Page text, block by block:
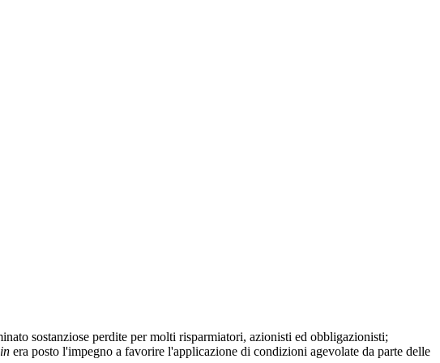
sostanziose perdite per molti risparmiatori, azionisti ed obbligazionisti;
era posto l'impegno a favorire l'applicazione di condizioni agevolate da parte delle